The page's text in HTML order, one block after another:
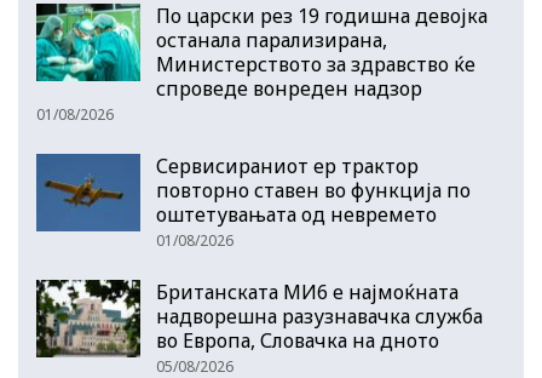
По царски рез 19 годишна девојка
останала парализирана,
Министерството за здравство ќе
спроведе вонреден надзор
01/08/2026
Сервисираниот ер трактор
повторно ставен во функција по
оштетувањата од невремето
01/08/2026
Британската МИ6 е најмоќната
надворешна разузнавачка служба
во Европа, Словачка на дното
05/08/2026